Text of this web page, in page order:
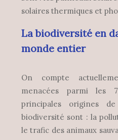
solaires thermiques et
La biodiversité en
monde entier
On compte
menacées parmi les
principales origines
biodiversité sont : la
le trafic des animaux